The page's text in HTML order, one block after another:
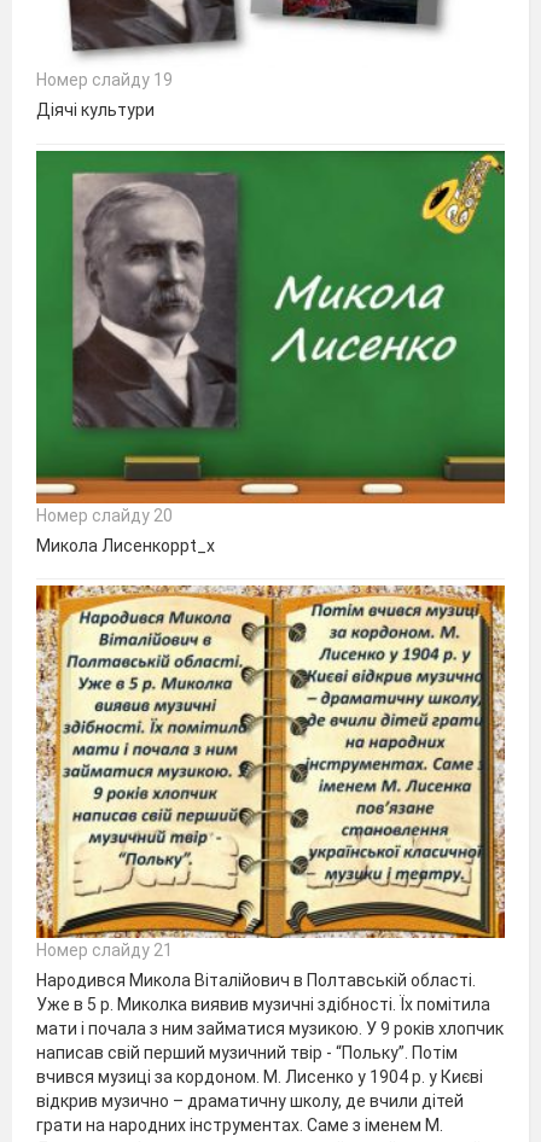
Номер слайду 19
Діячі культури
Номер слайду 20
Микола Лисенкоppt_x
Номер слайду 21
Народився Микола Віталійович в Полтавській області.
Уже в 5 р. Миколка виявив музичні здібності. Їх помітила
мати і почала з ним займатися музикою. У 9 років хлопчик
написав свій перший музичний твір - “Польку”. Потім
вчився музиці за кордоном. М. Лисенко у 1904 р. у Києві
відкрив музично – драматичну школу, де вчили дітей
грати на народних інструментах. Саме з іменем М.